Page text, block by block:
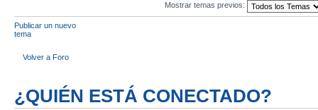
Mostrar temas previos:
Publicar un nuevo
tema
Volver a Foro
¿QUIÉN ESTÁ CONECTADO?